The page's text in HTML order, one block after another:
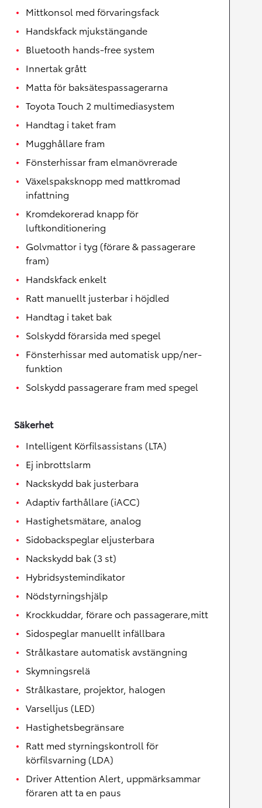
Mittkonsol med förvaringsfack
Handskfack mjukstängande
Bluetooth hands-free system
Innertak grått
Matta för baksätespassagerarna
Toyota Touch 2 multimediasystem
Handtag i taket fram
Mugghållare fram
Fönsterhissar fram elmanövrerade
Växelspaksknopp med mattkromad
infattning
Kromdekorerad knapp för
luftkonditionering
Golvmattor i tyg (förare & passagerare
fram)
Handskfack enkelt
Ratt manuellt justerbar i höjdled
Handtag i taket bak
Solskydd förarsida med spegel
Fönsterhissar med automatisk upp/ner-
funktion
Solskydd passagerare fram med spegel
Säkerhet
Intelligent Körfilsassistans (LTA)
Ej inbrottslarm
Nackskydd bak justerbara
Adaptiv farthållare (iACC)
Hastighetsmätare, analog
Sidobackspeglar eljusterbara
Nackskydd bak (3 st)
Hybridsystemindikator
Nödstyrningshjälp
Krockkuddar, förare och passagerare,mitt
Sidospeglar manuellt infällbara
Strålkastare automatisk avstängning
Skymningsrelä
Strålkastare, projektor, halogen
Varselljus (LED)
Hastighetsbegränsare
Ratt med styrningskontroll för
körfilsvarning (LDA)
Driver Attention Alert, uppmärksammar
föraren att ta en paus